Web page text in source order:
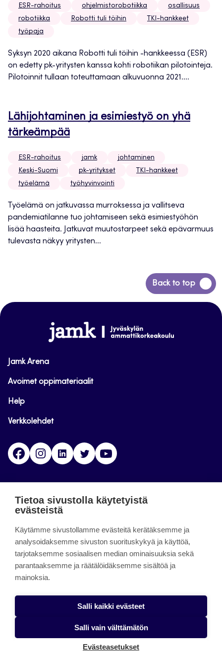
ESR-rahoitus ohjelmistorobotiikka
osallisuus
robotiikka
Robotti tuli töihin
TKI-hankkeet
työpaja
Syksyn 2020 aikana Robotti tuli töihin -hankkeessa (ESR)
on edetty pk-yritysten kanssa kohti robotiikan pilotointeja.
Pilotoinnit tullaan toteuttamaan alkuvuonna 2021....
Lähijohtaminen ja esimiestyö on yhä
tärkeämpää
ESR-rahoitus jamk
johtaminen
Keski-Suomi
pk-yritykset
TKI-hankkeet
työelämä
työhyvinvointi
Työelämä on jatkuvassa murroksessa ja vallitseva
pandemiatilanne tuo johtamiseen sekä esimiestyöhön
lisää haasteita. Jatkuvat muutostarpeet sekä epävarmuus
tulevasta näkyy yritysten...
Back to top
Siirry
takaisin
www.jamk.fi
Jamk Arena
Avoimet oppimateriaalit
Help
Verkkolehdet
FacebookInstagramLinkedinTwitter
päättynyt 11.9.2023.
About the site
Käyttöehdot
Saavutettavuusseloste
Alasottoilmoitus
Tietoa sivustolla käytetyistä
evästeistä
Käytämme sivustollamme evästeitä kerätäksemme ja
analysoidaksemme sivuston suorituskykyä ja käyttöä,
tarjotaksemme sosiaalisen median ominaisuuksia sekä
parantaaksemme ja räätälöidäksemme sisältöä ja
mainoksia.
Salli kaikki evästeet
Salli vain välttämätön
Evästeasetukset